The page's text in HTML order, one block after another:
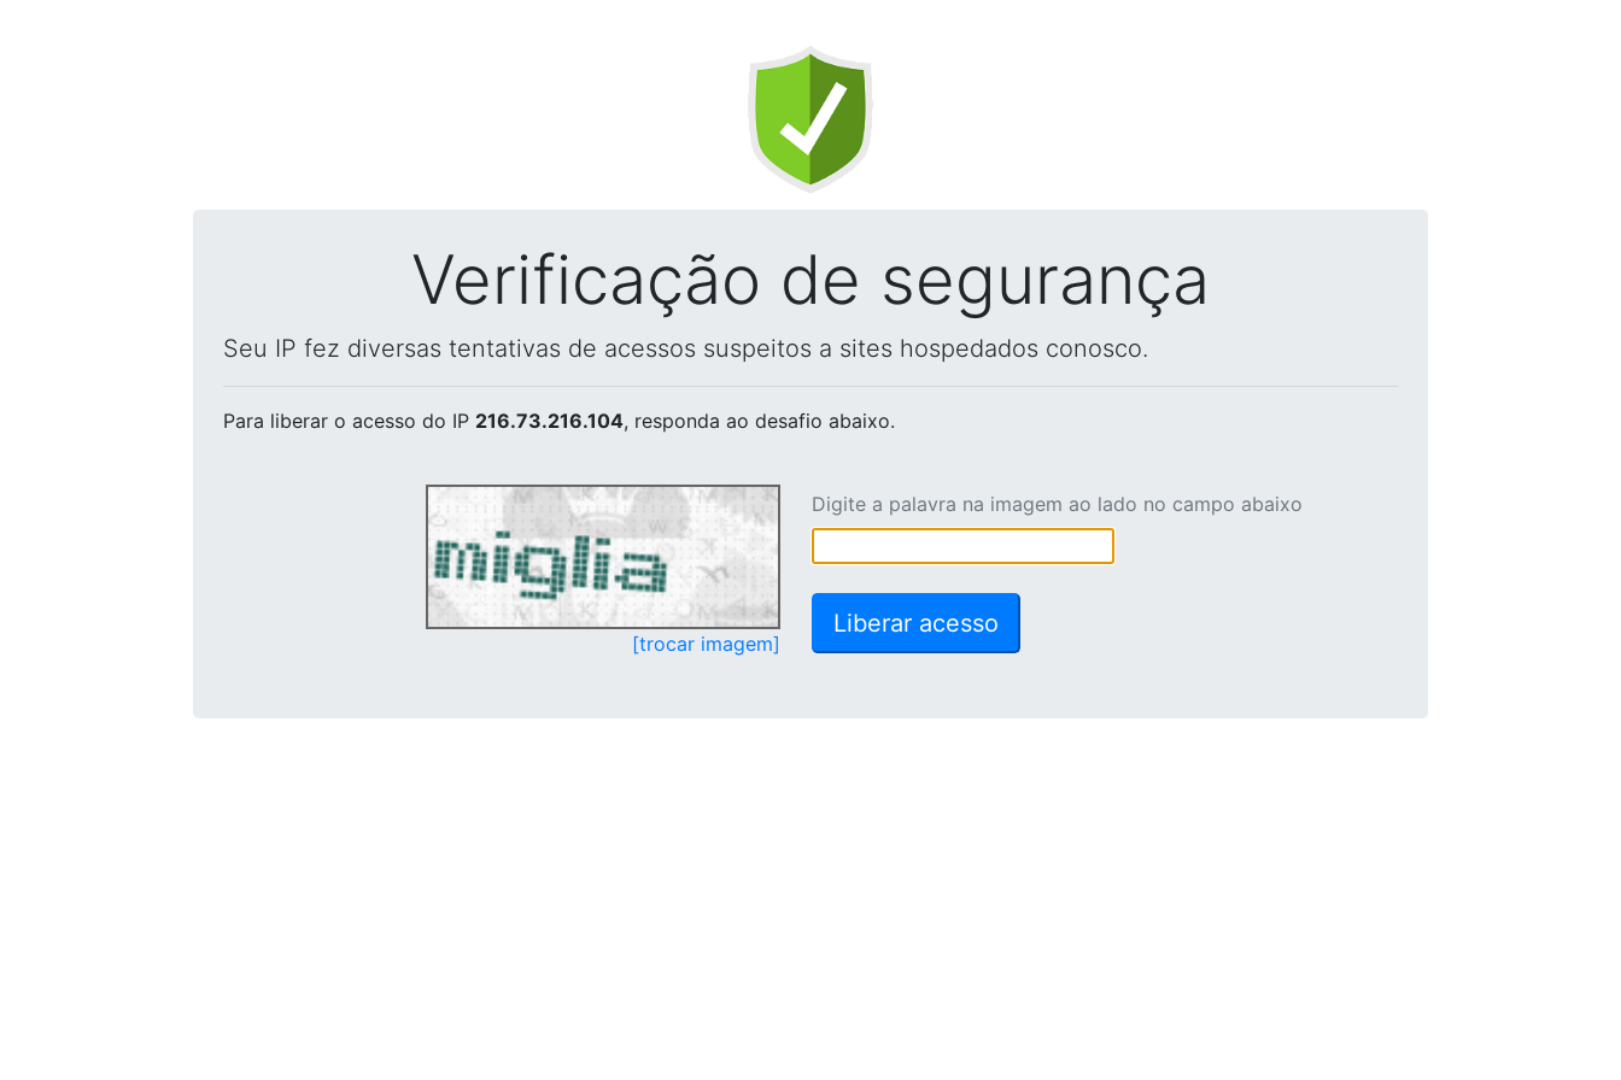
Verificação de segurança
Seu IP fez diversas tentativas de acessos suspeitos a sites hospedados conosco.
Para liberar o acesso do IP 216.73.216.104, responda ao desafio abaixo.
[trocar imagem]
Digite a palavra na imagem ao lado no campo abaixo